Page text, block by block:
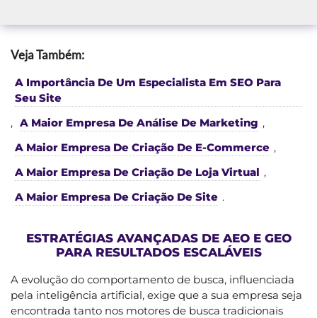
Veja Também:
A Importância De Um Especialista Em SEO Para
Seu Site
, A Maior Empresa De Análise De Marketing ,
A Maior Empresa De Criação De E-Commerce ,
A Maior Empresa De Criação De Loja Virtual ,
A Maior Empresa De Criação De Site .
ESTRATÉGIAS AVANÇADAS DE AEO E GEO
PARA RESULTADOS ESCALÁVEIS
A evolução do comportamento de busca, influenciada
pela inteligência artificial, exige que a sua empresa seja
encontrada tanto nos motores de busca tradicionais